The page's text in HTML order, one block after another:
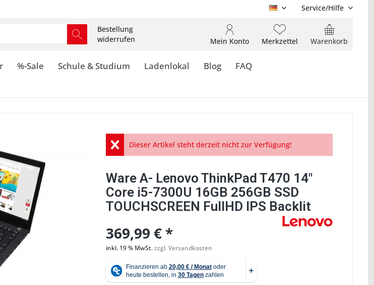
DE Service/Hilfe
Bestellung
widerrufen
Warenkorb
Merkzettel
Mein Konto
%-Sale Schule & Studium Ladenlokal Blog FAQ
Abbildung ähnlich
Dieser Artikel steht derzeit nicht zur Verfügung!
Ware A- Lenovo ThinkPad T470 14"
Core i5-7300U 16GB 256GB SSD
TOUCHSCREEN FullHD IPS Backlit
369,99 € *
inkl. 19 % MwSt.zzgl. Versandkosten